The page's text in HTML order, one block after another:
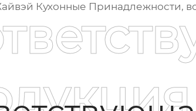
Кухонные Принадлежности,